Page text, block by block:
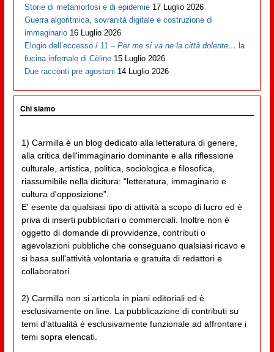
Storie di metamorfosi e di epidemie 17 Luglio 2026
Guerra algoritmica, sovranità digitale e costruzione di
immaginario 16 Luglio 2026
Elogio dell’eccesso / 11 –Per me si va ne la città dolente… la
fucina infernale di Cèline 15 Luglio 2026
Due racconti pre agostani 14 Luglio 2026
Chi siamo
1) Carmilla è un blog dedicato alla letteratura di genere,
alla critica dell'immaginario dominante e alla riflessione
culturale, artistica, politica, sociologica e filosofica,
riassumibile nella dicitura: “letteratura, immaginario e
cultura d'opposizione”.
E' esente da qualsiasi tipo di attività a scopo di lucro ed è
priva di inserti pubblicitari o commerciali. Inoltre non è
oggetto di domande di provvidenze, contributi o
agevolazioni pubbliche che conseguano qualsiasi ricavo e
si basa sull'attività volontaria e gratuita di redattori e
collaboratori.
2) Carmilla non si articola in piani editoriali ed è
esclusivamente on line. La pubblicazione di contributi su
temi d'attualità è esclusivamente funzionale ad affrontare i
temi sopra elencati.